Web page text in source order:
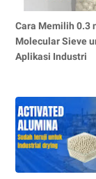
Cara Memilih 0.3
Molecular Sieve
Aplikasi Industri